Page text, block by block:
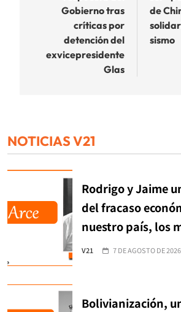
Gobierno tras
críticas por
detención del
exvicepresidente
Glas
de
sismo
NOTICIAS V21
Rodrigo y Jaime
del fracaso
nuestro país, los
V21 7 DE AGOSTO DE 2026
Bolivianización,